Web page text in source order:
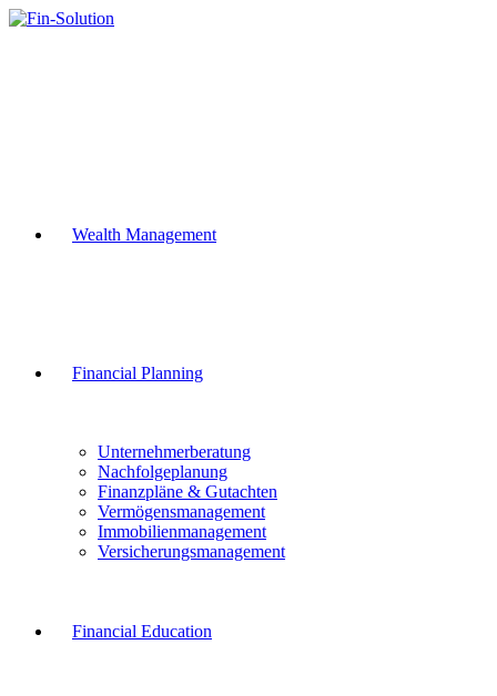
Zum
Wealth Management
Financial Planning
Unternehmerberatung
Nachfolgeplanung
Finanzpläne & Gutachten
Vermögensmanagement
Immobilienmanagement
Versicherungsmanagement
Financial Education